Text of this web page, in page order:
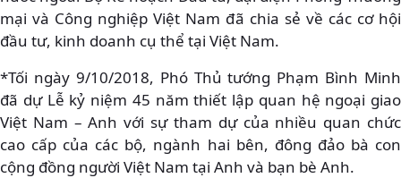
mại và Công nghiệp Việt Nam đã chia sẻ về các cơ hội
đầu tư, kinh doanh cụ thể tại Việt Nam.
*Tối ngày 9/10/2018, Phó Thủ tướng Phạm Bình Minh
đã dự Lễ kỷ niệm 45 năm thiết lập quan hệ ngoại giao
Việt Nam – Anh với sự tham dự của nhiều quan chức
cao cấp của các bộ, ngành hai bên, đông đảo bà con
cộng đồng người Việt Nam tại Anh và bạn bè Anh.